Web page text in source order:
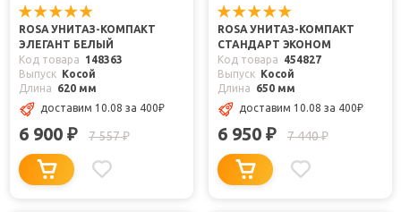
ROSA УНИТАЗ-КОМПАКТ
ЭЛЕГАНТ БЕЛЫЙ
Код товара
148363
Выпуск Косой
Длина
620 мм
доставим 10.08 за 400₽
6 900 ₽ 7 557₽
ROSA УНИТАЗ-КОМПАКТ
СТАНДАРТ ЭКОНОМ
Код товара
454827
Выпуск Косой
Длина
650 мм
доставим 10.08 за 400₽
6 950 ₽ 7 440₽